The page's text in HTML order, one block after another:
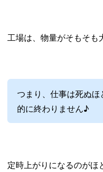
工場は、物量がそもそも
つまり、仕事は死ぬ
的に終わりません♪
定時上がりになるのがほ